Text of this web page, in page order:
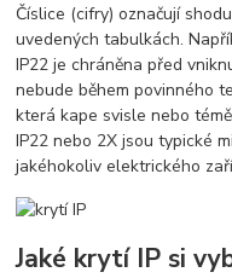
Číslice (cifry) označují
uvedených tabulkách.
IP22 je chráněna před
nebude během povinného
která kape svisle nebo
IP22 nebo 2X jsou typické
jakéhokoliv elektrického
Jaké krytí IP si